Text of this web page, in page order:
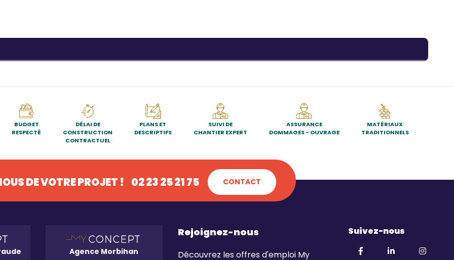
BUDGET
RESPECTÉ
DÉLAI DE
CONSTRUCTION
CONTRACTUEL
PLANS ET
DESCRIPTIFS
SUIVI DE
CHANTIER EXPERT
ASSURANCE
DOMMAGES - OUVRAGE
MATÉRIAUX
TRADITIONNELS
DE VOTRE PROJET ! 02 23 25 21 75 CONTACT
Agence Morbihan
Rejoignez-nous
Découvrez les offres d'emploi My
Suivez-nous